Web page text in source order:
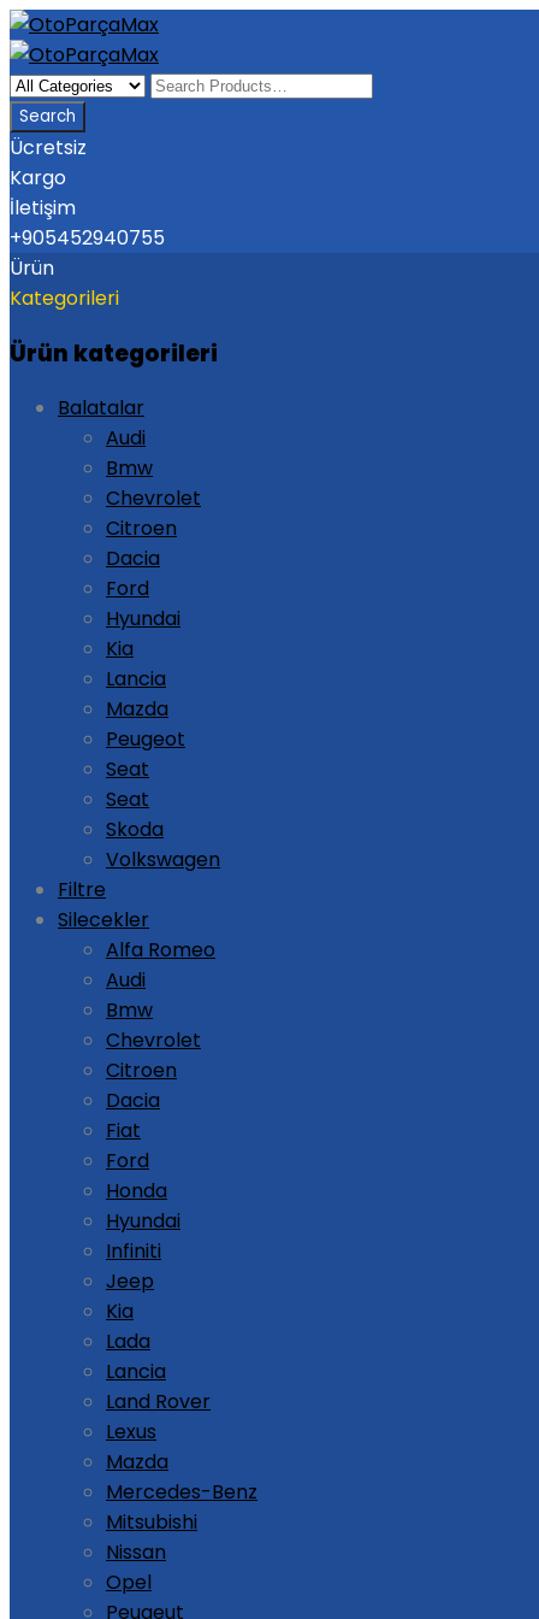
Ücretsiz
Kargo
İletişim
+905452940755
Ürün
Kategorileri
Ürün kategorileri
Balatalar
Audi
Bmw
Chevrolet
Citroen
Dacia
Ford
Hyundai
Kia
Lancia
Mazda
Peugeot
Seat
Seat
Skoda
Volkswagen
Filtre
Silecekler
Alfa Romeo
Audi
Bmw
Chevrolet
Citroen
Dacia
Fiat
Ford
Honda
Hyundai
Infiniti
Jeep
Kia
Lada
Lancia
Land Rover
Lexus
Mazda
Mercedes-Benz
Mitsubishi
Nissan
Opel
Peugeut